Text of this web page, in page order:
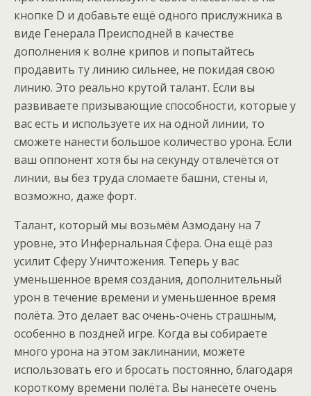
кнопке D и добавьте ещё одного прислужника в
виде Генерала Преисподней в качестве
дополнения к волне крипов и попытайтесь
продавить ту линию сильнее, не покидая свою
линию. Это реально крутой талант. Если вы
развиваете призывающие способности, которые у
вас есть и используете их на одной линии, то
сможете нанести большое количество урона. Если
ваш оппонент хотя бы на секунду отвлечётся от
линии, вы без труда сломаете башни, стены и,
возможно, даже форт.
Талант, который мы возьмём Азмодану на 7
уровне, это Инфернальная Сфера. Она ещё раз
усилит Сферу Уничтожения. Теперь у вас
уменьшенное время создания, дополнительный
урон в течение времени и уменьшенное время
полёта. Это делает вас очень-очень страшным,
особенно в поздней игре. Когда вы собираете
много урона на этом заклинании, можете
использовать его и бросать постоянно, благодаря
короткому времени полёта. Вы нанесёте очень